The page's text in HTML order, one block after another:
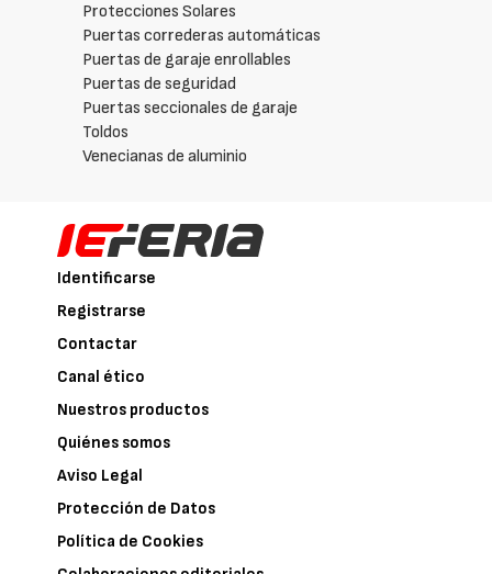
Protecciones Solares
Puertas correderas automáticas
Puertas de garaje enrollables
Puertas de seguridad
Puertas seccionales de garaje
Toldos
Venecianas de aluminio
Identificarse
Registrarse
Contactar
Canal ético
Nuestros productos
Quiénes somos
Aviso Legal
Protección de Datos
Política de Cookies